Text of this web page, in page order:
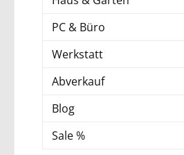
PC & Büro
Werkstatt
Abverkauf
Blog
Sale %